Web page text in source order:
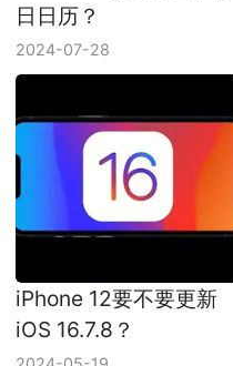
日日历？
2024-07-28
iPhone 12要不要更新
iOS 16.7.8？